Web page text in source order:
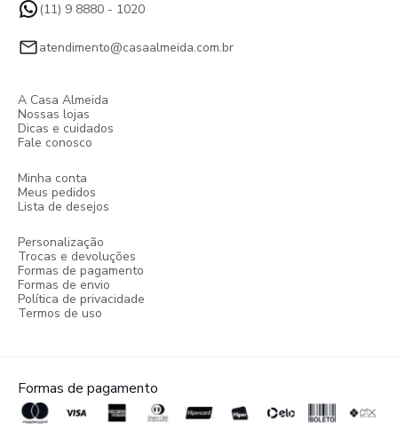
(11) 9 8880 - 1020
atendimento@casaalmeida.com.br
A Casa Almeida
Nossas lojas
Dicas e cuidados
Fale conosco
Minha conta
Meus pedidos
Lista de desejos
Personalização
Trocas e devoluções
Formas de pagamento
Formas de envio
Política de privacidade
Termos de uso
Formas de pagamento